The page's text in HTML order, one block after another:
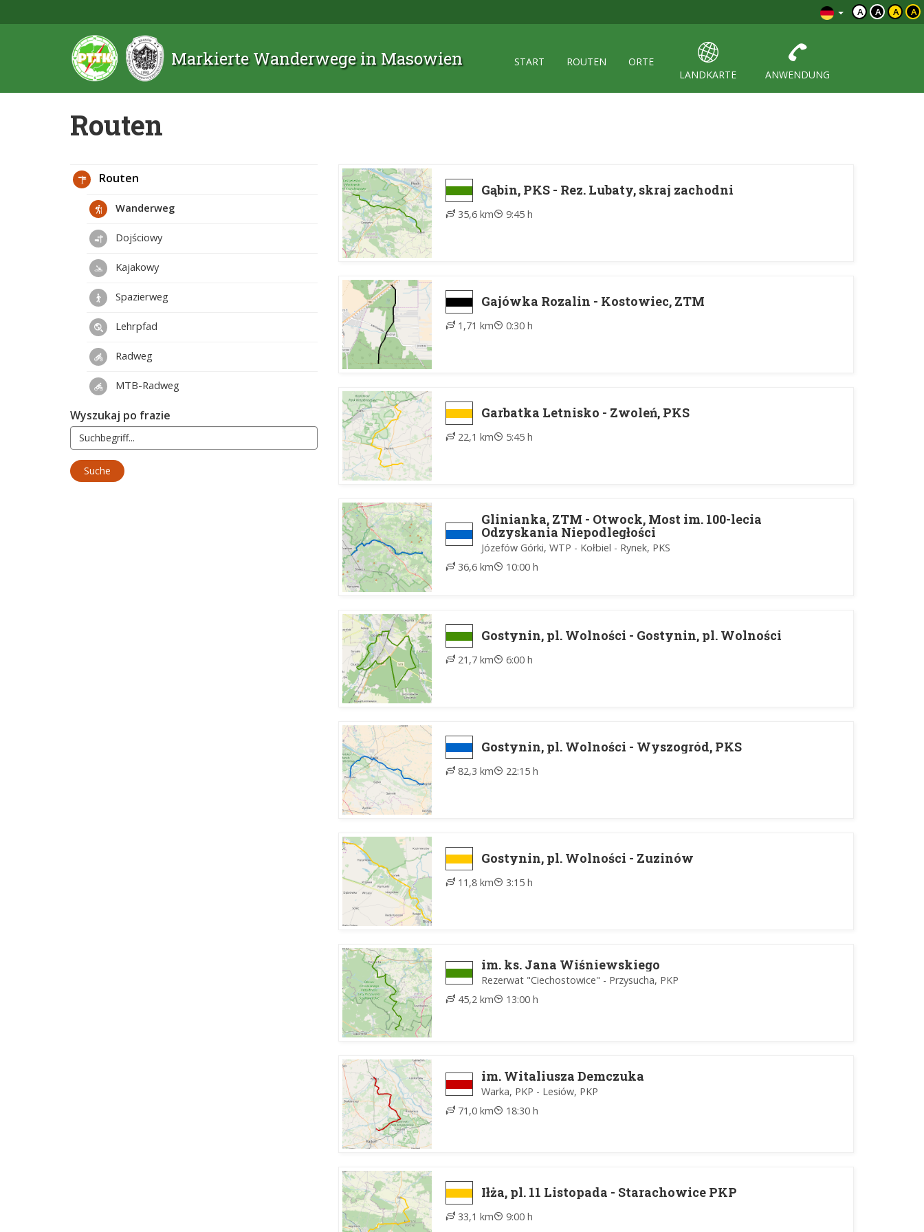
A A A A
Markierte Wanderwege in Masowien START ROUTEN
ORTE
LANDKARTE
ANWENDUNG
Routen
Gąbin, PKS - Rez. Lubaty, skraj zachodni
35,6 km 9:45 h
Gajówka Rozalin - Kostowiec, ZTM
1,71 km 0:30 h
Garbatka Letnisko - Zwoleń, PKS
22,1 km 5:45 h
Glinianka, ZTM - Otwock, Most im. 100-lecia
Odzyskania Niepodległości
Józefów Górki, WTP - Kołbiel - Rynek, PKS
36,6 km
10:00 h
Gostynin, pl. Wolności - Gostynin, pl. Wolności
21,7 km 6:00 h
Gostynin, pl. Wolności - Wyszogród, PKS
82,3 km 22:15 h
Gostynin, pl. Wolności - Zuzinów
11,8 km 3:15 h
im. ks. Jana Wiśniewskiego
Rezerwat "Ciechostowice" - Przysucha, PKP
45,2 km
13:00 h
im. Witaliusza Demczuka
Warka, PKP - Lesiów, PKP
71,0 km
18:30 h
Iłża, pl. 11 Listopada - Starachowice PKP
33,1 km 9:00 h
Routen
Wanderweg
Dojściowy
Kajakowy
Spazierweg
Lehrpfad
Radweg
MTB-Radweg
Wyszukaj po frazie